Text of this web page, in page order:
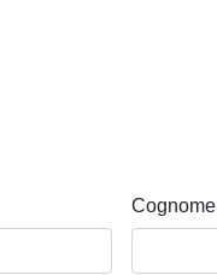
Cognome